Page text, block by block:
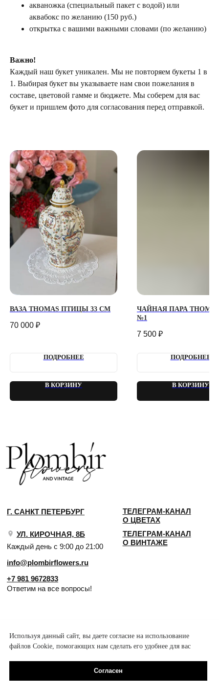
акваножка (специальный пакет с водой) или
аквабокс по желанию (150 руб.)
открытка с вашими важными словами (по желанию)
Важно!
Каждый наш букет уникален. Мы не повторяем букеты 1 в
1. Выбирая букет вы указываете нам свои пожелания в
составе, цветовой гамме и бюджете. Мы соберем для вас
букет и пришлем фото для согласования перед отправкой.
ВАЗА THOMAS ПТИЦЫ 33 СМ
70 000 ₽
ПОДРОБНЕЕ
В КОРЗИНУ
ЧАЙНАЯ ПАРА
№1
7 500 ₽
ПОДРОБНЕЕ
В КОРЗИНУ
О ЦВЕТАХ
ТЕЛЕГРАМ-КАНАЛ
Г. САНКТ ПЕТЕРБУРГ
+7 981 9672833
Ответим на все вопросы!
info@plombirflowers.ru
Каждый день с 9:00 до 21:00
УЛ. КИРОЧНАЯ, 8Б
ДОГОВОР ОФЕРТЫ
ИП Сомова Валентина Юриевна
ИНН 470320429965
ОГРНИП 320470400035500
Используя данный сайт, вы даете согласие на использование
файлов Cookie, помогающих нам сделать его удобнее для вас
Согласен